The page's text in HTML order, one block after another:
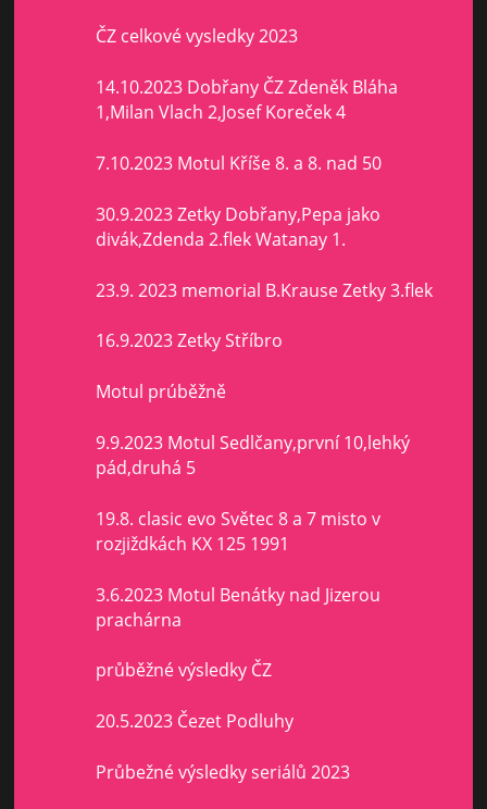
ČZ celkové vysledky 2023
14.10.2023 Dobřany ČZ Zdeněk Bláha
1,Milan Vlach 2,Josef Koreček 4
7.10.2023 Motul Kříše 8. a 8. nad 50
30.9.2023 Zetky Dobřany,Pepa jako
divák,Zdenda 2.flek Watanay 1.
23.9. 2023 memorial B.Krause Zetky 3.flek
16.9.2023 Zetky Stříbro
Motul prúběžně
9.9.2023 Motul Sedlčany,první 10,lehký
pád,druhá 5
19.8. clasic evo Světec 8 a 7 misto v
rozjiždkách KX 125 1991
3.6.2023 Motul Benátky nad Jizerou
prachárna
průběžné výsledky ČZ
20.5.2023 Čezet Podluhy
Průbežné výsledky seriálů 2023